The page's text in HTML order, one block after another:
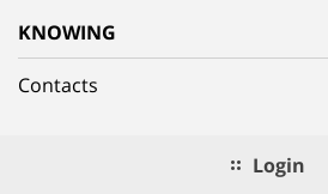
KNOWING
Contacts
Login